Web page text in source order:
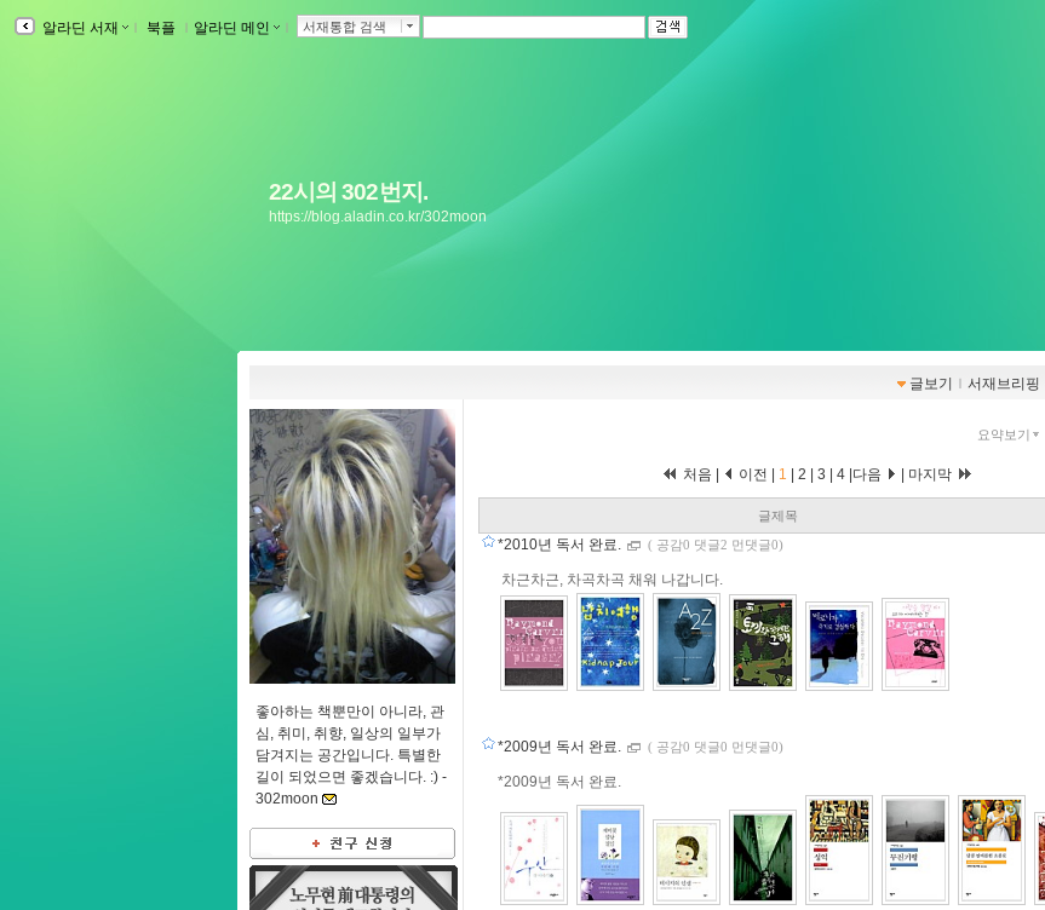
알라딘 서재 ｌ 북플 ｌ 알라딘 메인 서재통합 검색
22시의 302번지.
https://blog.aladin.co.kr/302moon
글보기 ｌ 서재브리핑
좋아하는 책뿐만이 아니라, 관
심, 취미, 취향, 일상의 일부가
담겨지는 공간입니다. 특별한
길이 되었으면 좋겠습니다. :) -
302moon
요약보기
처음 | 이전 | 1 2 3 4 다음 마지막
글제목
*2010년 독서 완료. ( 공감0 댓글2 먼댓글0)
차근차근, 차곡차곡 채워 나갑니다.
*2009년 독서 완료. ( 공감0 댓글0 먼댓글0)
*2009년 독서 완료.